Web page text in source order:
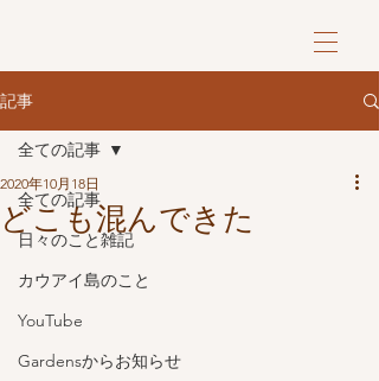
記事
全ての記事
日々のこと雑記
カウアイ島のこと
YouTube
Gardensからお知らせ
全ての記事
どこも混んできた
2020年10月18日